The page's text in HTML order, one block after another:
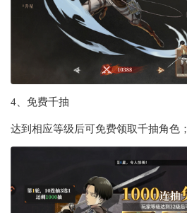
4、免费千抽
达到相应等级后可免费领取千抽角色；